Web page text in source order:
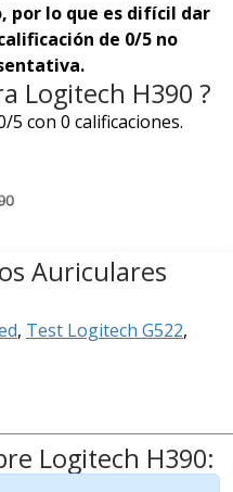
por lo que es difícil dar
de 0/5 no
Logitech H390 ?
5 con 0 calificaciones.
Auriculares
, Test Logitech G522,
Logitech H390: